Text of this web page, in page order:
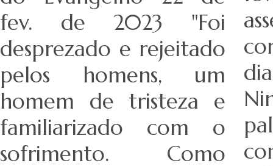
fev. de 2023 "Foi
desprezado e rejeitado
pelos homens, um
homem de tristeza e
familiarizado com o
sofrimento. Como